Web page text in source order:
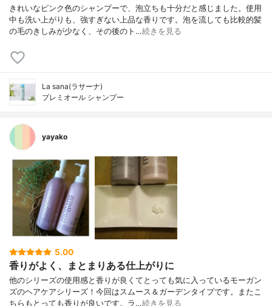
きれいなピンク色のシャンプーで、泡立ちも十分だと感じました。使用
中も洗い上がりも、強すぎない上品な香りです。泡を流しても比較的髪
の毛のきしみが少なく、その後のト…続きを見る
La sana(ラサーナ)
プレミオール シャンプー
yayako
5.00
香りがよく、まとまりある仕上がりに
他のシリーズの使用感と香りが良くてとっても気に入っているモーガン
ズのヘアケアシリーズ！今回はスムース＆ガーデンタイプです。またこ
ちらもとっても香りが良いです。ラ…続きを見る